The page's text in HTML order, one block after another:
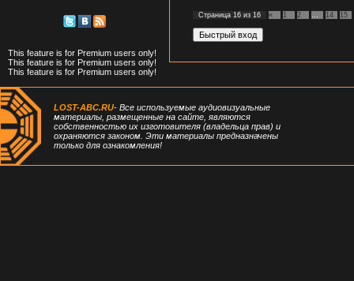
This feature is for Premium users only!
This feature is for Premium users only!
This feature is for Premium users only!
Страница 16 из 16 « 1 2 14 15
LOST-ABC.RU- Все используемые аудиовизуальные
материалы, размещенные на сайте, являются
собственностью их изготовителя (владельца прав) и
охраняются законом. Эти материалы предназначены
только для ознакомления!